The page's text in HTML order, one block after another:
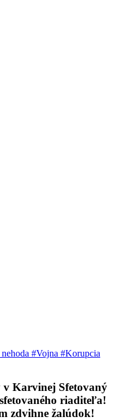
#Vojna #Korupcia
v Karvinej Sfetovaný
riaditeľa!
zdvihne žalúdok!